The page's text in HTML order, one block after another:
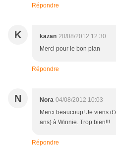
Répondre
K kazan 20/08/2012 12:30
Merci pour le bon plan
Répondre
N Nora 04/08/2012 10:03
Merci beaucoup! Je viens
ans) à Winnie. Trop bien!!!
Répondre